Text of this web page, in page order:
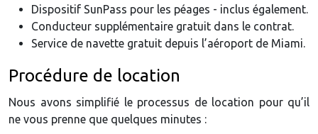
Dispositif SunPass pour les péages - inclus également.
Conducteur supplémentaire gratuit dans le contrat.
Service de navette gratuit depuis l’aéroport de Miami.
Procédure de location
Nous avons simplifié le processus de location pour qu’il
ne vous prenne que quelques minutes :